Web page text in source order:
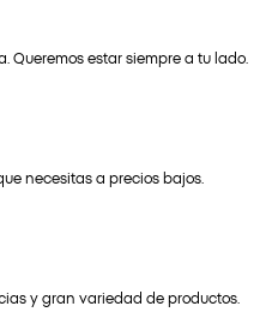
Queremos estar siempre a tu lado.
necesitas a precios bajos.
y gran variedad de productos.